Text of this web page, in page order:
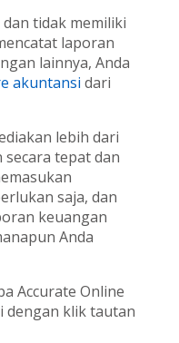
tidak memiliki
laporan
lainnya, Anda
akuntansi dari
lebih dari
tepat dan
saja, dan
keuangan
Anda
Accurate Online
dengan klik tautan